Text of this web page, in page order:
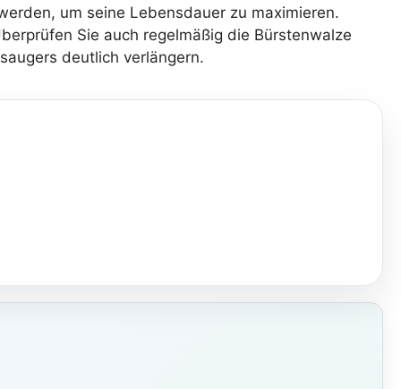
um seine Lebensdauer zu maximieren.
Sie auch regelmäßig die Bürstenwalze
deutlich verlängern.